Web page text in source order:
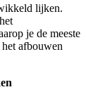
lijken.
je de meeste
afbouwen